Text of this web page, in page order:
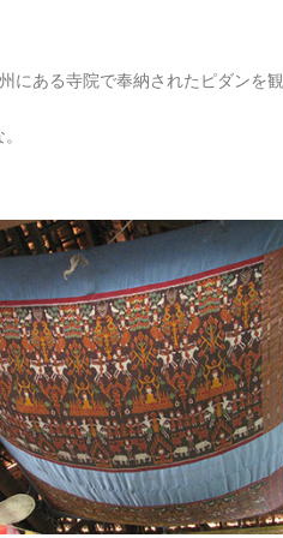
にある寺院で奉納されたピダンを